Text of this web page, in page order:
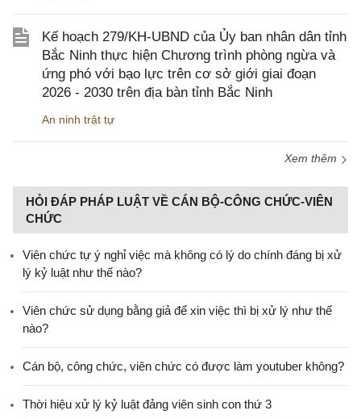
Kế hoạch 279/KH-UBND của Ủy ban nhân dân tỉnh
Bắc Ninh thực hiện Chương trình phòng ngừa và
ứng phó với bạo lực trên cơ sở giới giai đoạn
2026 - 2030 trên địa bàn tỉnh Bắc Ninh
An ninh trật tự
Xem thêm
HỎI ĐÁP PHÁP LUẬT VỀ CÁN BỘ-CÔNG CHỨC-VIÊN
CHỨC
Viên chức tự ý nghỉ việc mà không có lý do chính đáng bị xử
lý kỷ luật như thế nào?
Viên chức sử dụng bằng giả để xin việc thì bị xử lý như thế
nào?
Cán bộ, công chức, viên chức có được làm youtuber không?
Thời hiệu xử lý kỷ luật đảng viên sinh con thứ 3